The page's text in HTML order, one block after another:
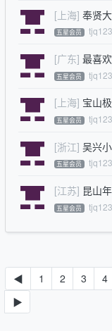
[上海] 奉贤
五星会员
[广东] 最喜
五星会员
[上海] 宝山
五星会员
[浙江] 吴兴
五星会员
[江苏] 昆山
五星会员
◀ 1 2 3 4
▶